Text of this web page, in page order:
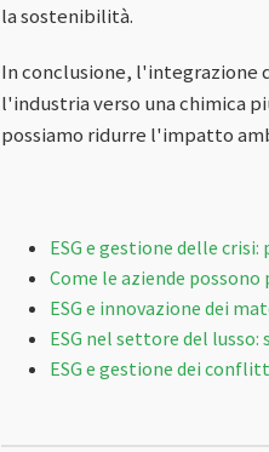
la sostenibilità.
In conclusione, l'integrazione
l'industria verso una chimica
possiamo ridurre l'impatto
ESG e gestione delle
Come le aziende
ESG e innovazione dei
ESG nel settore del
ESG e gestione dei